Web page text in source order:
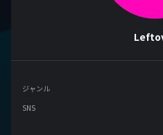
ジャンル
SNS